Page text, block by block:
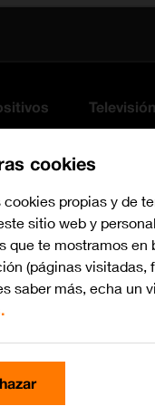
Televisión
Busca por
cookies
cookies propias y de
sitio web y
que te mostramos en
(páginas
saber más, echa un